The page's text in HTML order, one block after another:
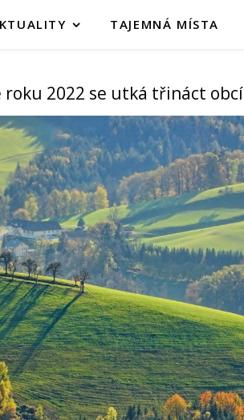
TAJEMNÁ MÍSTA
2022 se utká třináct obcí